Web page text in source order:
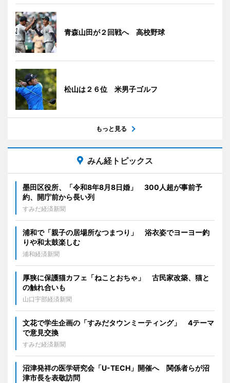
青森山田が２回戦へ 高校野球
松山は２６位 米男子ゴルフ
もっと見る
みん経トピックス
墨田区役所、「令和8年8月8日婚」 300人超が事前予
約、開庁前から長い列
すみだ経済新聞
浦和で「親子の居場所なつまつり」 浴衣姿でヨーヨー釣
りや和太鼓楽しむ
浦和経済新聞
厚狭に保護猫カフェ「ねことおちゃ」 古民家改築、猫と
の触れ合いも
山口宇部経済新聞
文花で学生企画の「すみだタウンミーティング」 4テーマ
で意見交換
すみだ経済新聞
沼津発祥の医学研究会「U-TECH」開催へ 関係者らが沼
津市長を表敬訪問